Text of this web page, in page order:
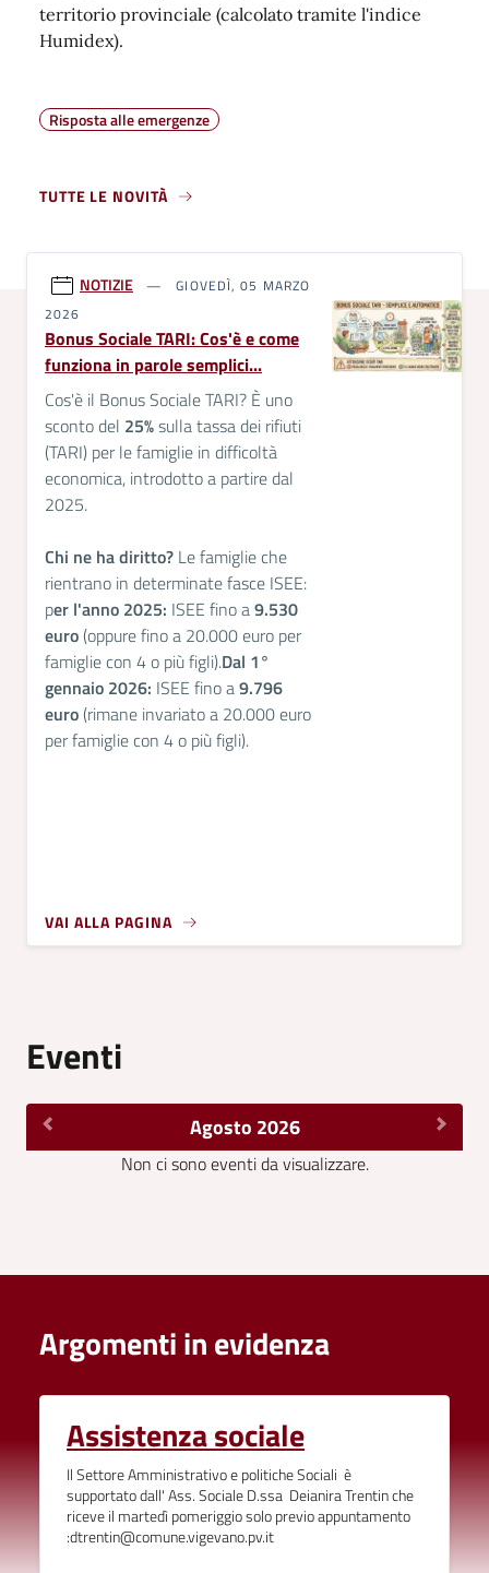
territorio provinciale (calcolato tramite l'indice
Humidex).
Risposta alle emergenze
TUTTE LE NOVITÀ
NOTIZIE
GIOVEDÌ, 05 MARZO
2026
Bonus Sociale TARI: Cos'è e come
funziona in parole semplici...
Cos'è il Bonus Sociale TARI? È uno
sconto del 25%sulla tassa dei rifiuti
(TARI) per le famiglie in difficoltà
economica, introdotto a partire dal
2025.
Chi ne ha diritto? Le famiglie che
rientrano in determinate fasce ISEE:
per l'anno 2025: ISEE fino a9.530
euro (oppure fino a 20.000 euro per
famiglie con 4 o più figli).Dal 1°
gennaio 2026: ISEE fino a9.796
euro (rimane invariato a 20.000 euro
per famiglie con 4 o più figli).
VAI ALLA PAGINA
Eventi
Agosto 2026
Non ci sono eventi da visualizzare.
Argomenti in evidenza
Assistenza sociale
Il Settore Amministrativo e politiche Sociali è
supportato dall' Ass. Sociale D.ssa Deianira Trentin che
riceve il martedì pomeriggio solo previo appuntamento
:dtrentin@comune.vigevano.pv.it